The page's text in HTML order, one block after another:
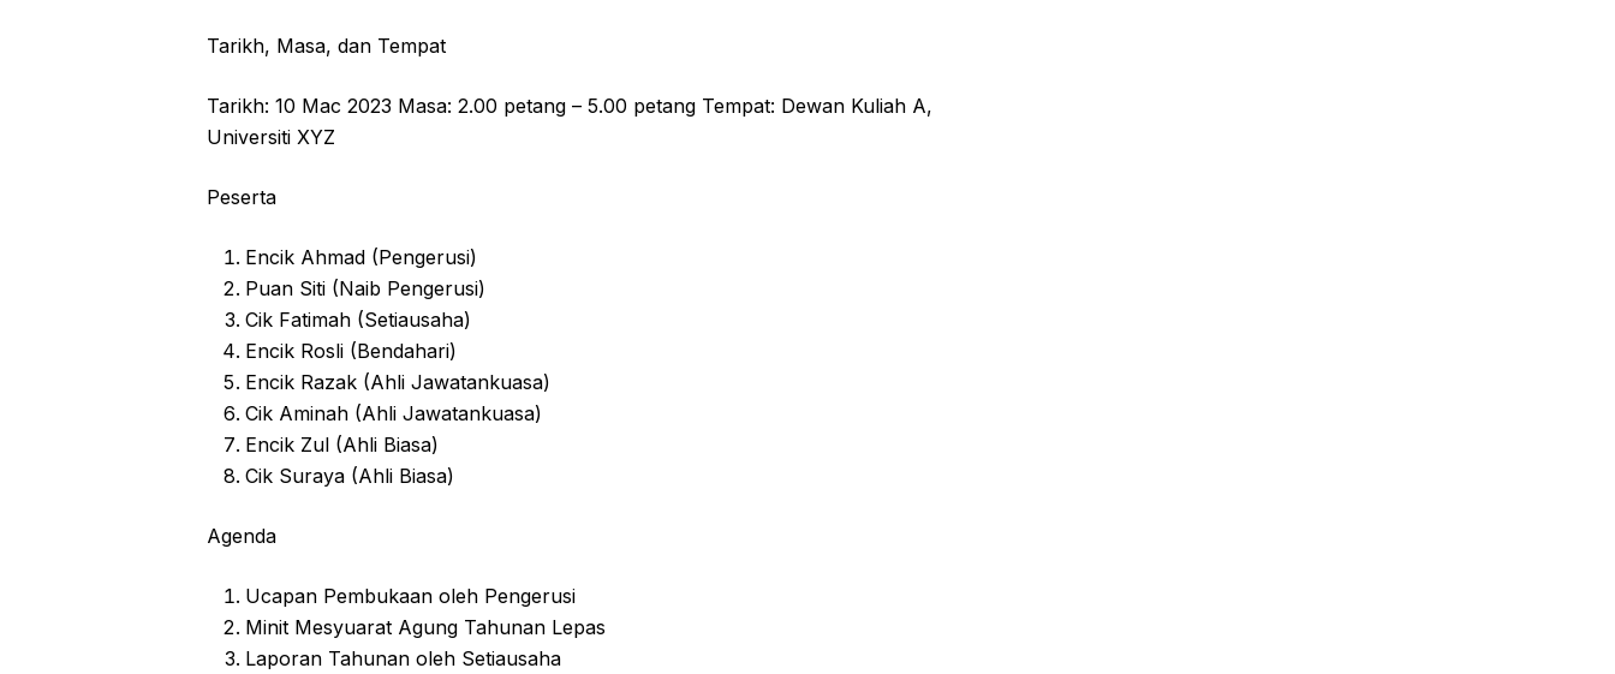
Tarikh, Masa, dan Tempat
Tarikh: 10 Mac 2023 Masa: 2.00 petang – 5.00 petang Tempat: Dewan Kuliah A,
Universiti XYZ
Peserta
Encik Ahmad (Pengerusi)
Puan Siti (Naib Pengerusi)
Cik Fatimah (Setiausaha)
Encik Rosli (Bendahari)
Encik Razak (Ahli Jawatankuasa)
Cik Aminah (Ahli Jawatankuasa)
Encik Zul (Ahli Biasa)
Cik Suraya (Ahli Biasa)
Agenda
Ucapan Pembukaan oleh Pengerusi
Minit Mesyuarat Agung Tahunan Lepas
Laporan Tahunan oleh Setiausaha